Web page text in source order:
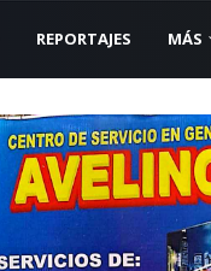
REPORTAJES MÁS